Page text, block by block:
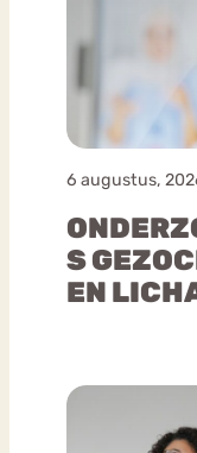
6 augustus,
S
EN